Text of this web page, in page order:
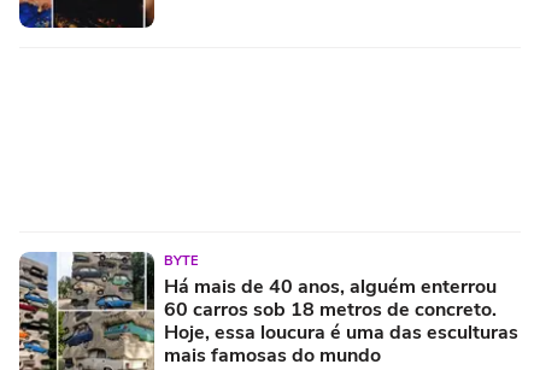
BYTE
Há mais de 40 anos, alguém enterrou
60 carros sob 18 metros de concreto.
Hoje, essa loucura é uma das esculturas
mais famosas do mundo